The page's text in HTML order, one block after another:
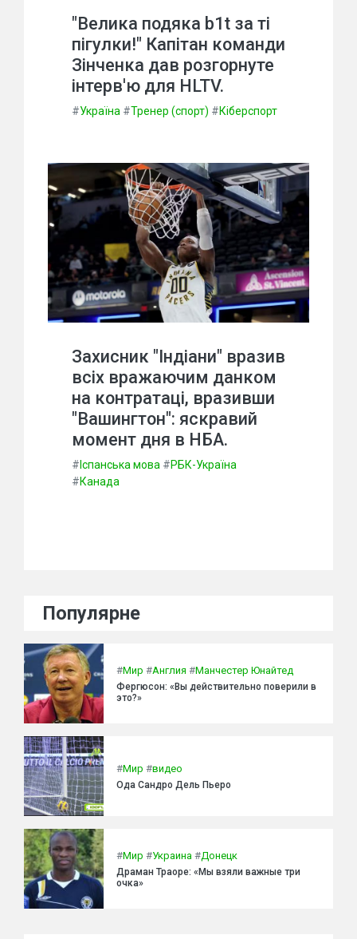
"Велика подяка b1t за ті
пігулки!" Капітан команди
Зінченка дав розгорнуте
інтерв'ю для HLTV.
#Україна #Тренер (спорт) #Кіберспорт
Захисник "Індіани" вразив
всіх вражаючим данком
на контратаці, вразивши
"Вашингтон": яскравий
момент дня в НБА.
# Іспанська мова #РБК-Україна
#Канада
Популярне
#Мир #Англия #Манчестер Юнайтед
Фергюсон: «Вы действительно поверили в
это?»
#Мир #видео
Ода Сандро Дель Пьеро
#Мир #Украина #Донецк
Драман Траоре: «Мы взяли важные три
очка»